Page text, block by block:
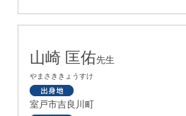
山崎 匡佑先生
やまさききょうすけ
室戸市吉良川町